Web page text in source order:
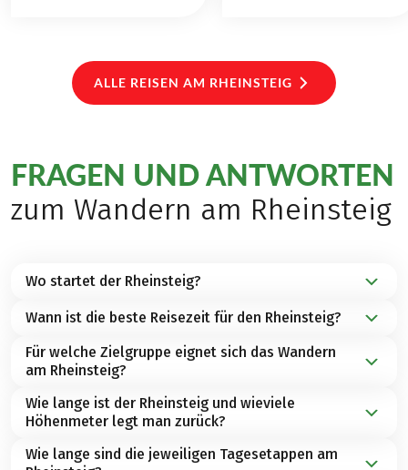
ALLE REISEN AM RHEINSTEIG
FRAGEN UND ANTWORTEN
zum Wandern am Rheinsteig
Wo startet der Rheinsteig?
Der Rheinsteig beginnt inBonn und führt entlang
des rechten Rheinufers bis
nachWiesbadeninMitteldeutschland.
Wann ist die beste Reisezeit für den Rheinsteig?
Die beste Reisezeit für eine Wanderreise am
Rheinsteig istvon April bis Oktober
Für welche Zielgruppe eignet sich das Wandern
am Rheinsteig?
Der Rheinsteig ist unserem
Wandertyp"Bergwandern"zugeordnet. Die
Routenführung leitet Sie zumeist auf Winzerwegen
Wie lange ist der Rheinsteig und wieviele
Höhenmeter legt man zurück?
Die Gesamtlänge des Rheinsteigs beträgt etwa
320
Wie lange sind die jeweiligen Tagesetappen am